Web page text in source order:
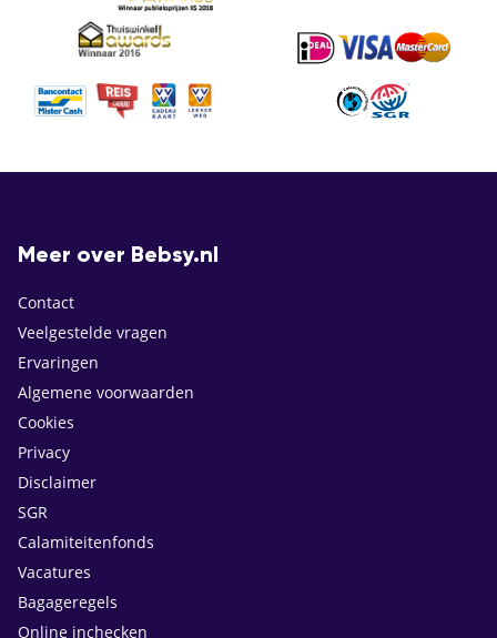
Meer over Bebsy.nl
Contact
Veelgestelde vragen
Ervaringen
Algemene voorwaarden
Cookies
Privacy
Disclaimer
SGR
Calamiteitenfonds
Vacatures
Bagageregels
Online inchecken